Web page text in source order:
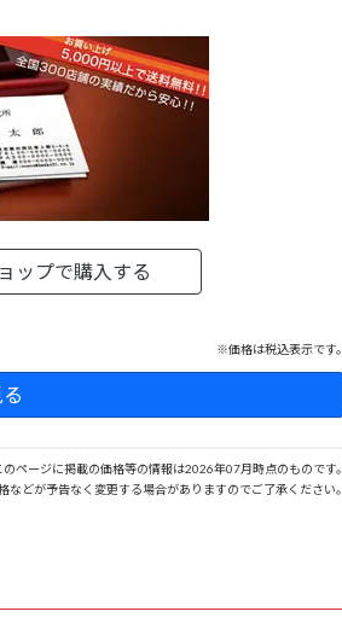
ップで購入する
※価格は税込表示です。
のページに掲載の価格等の情報は2026年07月時点のものです。
などが予告なく変更する場合がありますのでご了承ください。